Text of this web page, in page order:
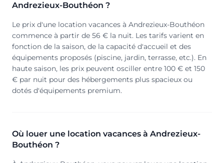
Andrezieux-Bouthéon ?
Le prix d'une location vacances à Andrezieux-Bouthéon
commence à partir de 56 € la nuit. Les tarifs varient en
fonction de la saison, de la capacité d'accueil et des
équipements proposés (piscine, jardin, terrasse, etc.). En
haute saison, les prix peuvent osciller entre 100 € et 150
€ par nuit pour des hébergements plus spacieux ou
dotés d'équipements premium.
Où louer une location vacances à Andrezieux-
Bouthéon ?